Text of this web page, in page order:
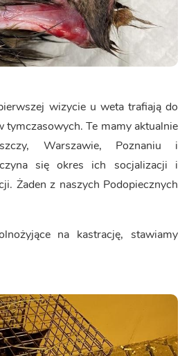
wizycie u weta trafiają do
tymczasowych. Te mamy aktualnie
Warszawie, Poznaniu i
się okres ich socjalizacji i
Żaden z naszych Podopiecznych
na kastrację, stawiamy